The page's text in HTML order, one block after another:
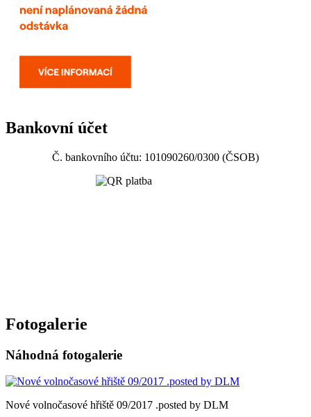
Bankovní účet
Č. bankovního účtu: 101090260/0300 (ČSOB)
Fotogalerie
Náhodná fotogalerie
Nové volnočasové hřiště 09/2017 .posted by DLM